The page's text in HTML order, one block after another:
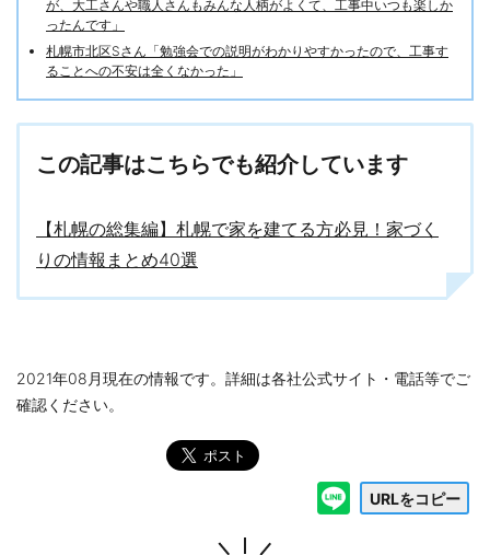
が、大工さんや職人さんもみんな人柄がよくて、工事中いつも楽しか
ったんです」
札幌市北区Sさん「勉強会での説明がわかりやすかったので、工事す
ることへの不安は全くなかった」
この記事はこちらでも紹介しています
【札幌の総集編】札幌で家を建てる方必見！家づく
りの情報まとめ40選
2021年08月現在の情報です。詳細は各社公式サイト・電話等でご
確認ください。
URLをコピー